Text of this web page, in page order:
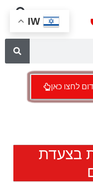
לחצו כאן
בצעדת
IW